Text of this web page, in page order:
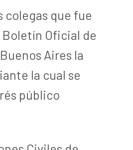
colegas que fue
Oficial de
Aires la
la cual se
público